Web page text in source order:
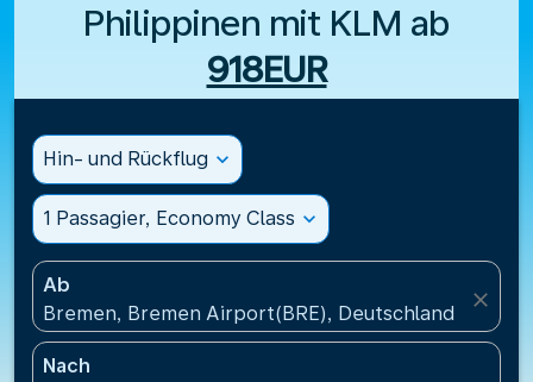
Philippinen mit KLM ab
918EUR
Hin- und Rückflug expand_more
1 Passagier, Economy Class expand_more
Ab
Bremen, Bremen Airport(BRE), Deutschland
close
Nach